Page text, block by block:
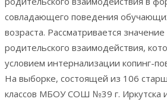
совладающего поведения
возраста. Рассматривается
родительского взаимодействия,
условием интернализации копинг-
На выборке, состоящей из 106
классов МБОУ СОШ №39 г. Иркутска